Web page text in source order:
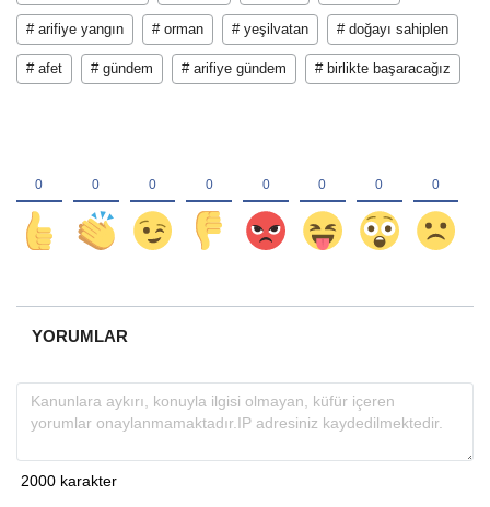
# arifiye yangın # orman # yeşilvatan # doğayı sahiplen
# afet # gündem # arifiye gündem # birlikte başaracağız
YORUMLAR